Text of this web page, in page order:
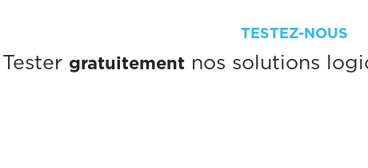
TESTEZ-NOUS
Tester gratuitement nos solutions